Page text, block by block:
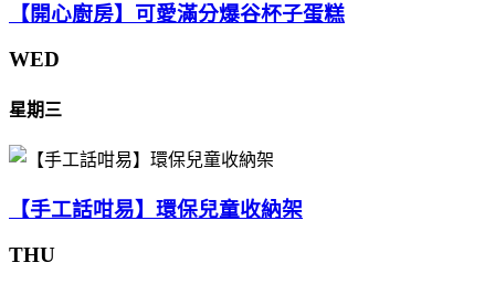
【開心廚房】可愛滿分爆谷杯子蛋糕
WED
星期三
【手工話咁易】環保兒童收納架
THU